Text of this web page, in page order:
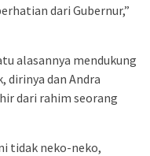
dari Gubernur,”
alasannya mendukung
dirinya dan Andra
dari rahim seorang
tidak neko-neko,